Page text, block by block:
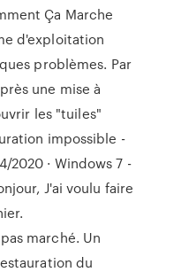
Ça Marche
d'exploitation
problèmes. Par
une mise à
les "tuiles"
impossible -
2020 · Windows 7 -
J'ai voulu faire
marché. Un
du